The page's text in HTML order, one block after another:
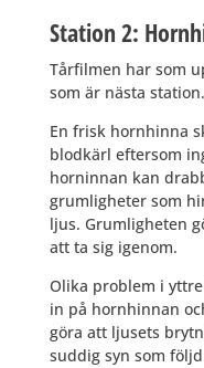
Station 2:
Tårfilmen har som
som är nästa station.
En frisk hornhinna
blodkärl eftersom
horninnan kan
grumligheter som
ljus. Grumligheten
att ta sig igenom.
Olika problem i
in på hornhinnan
göra att ljusets
suddig syn som